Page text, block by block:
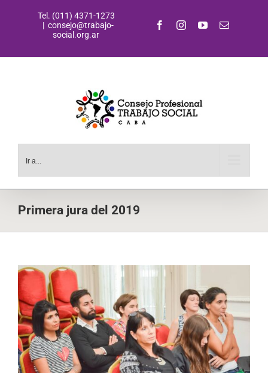
Tel. (011) 4371-1273
| consejo@trabajo-
social.org.ar
FacebookInstagramYouTubeCorreo
Ir a...
Primera jura del 2019